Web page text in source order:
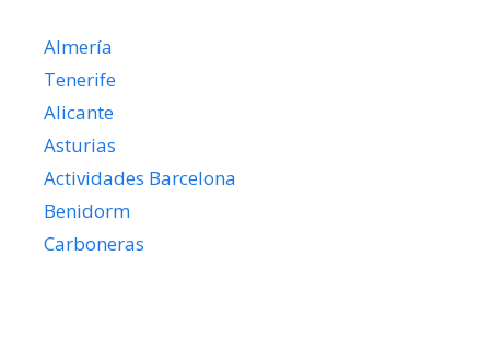
Almería
Tenerife
Alicante
Asturias
Actividades Barcelona
Benidorm
Carboneras